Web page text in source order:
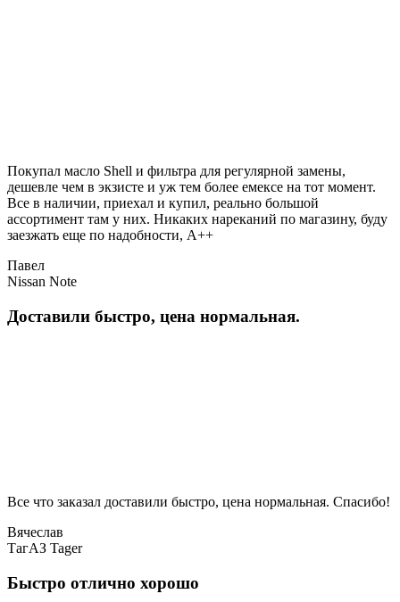
Покупал масло Shell и фильтра для регулярной замены,
дешевле чем в экзисте и уж тем более емексе на тот момент.
Все в наличии, приехал и купил, реально большой
ассортимент там у них. Никаких нареканий по магазину, буду
заезжать еще по надобности, A++
Павел
Nissan Note
Доставили быстро, цена нормальная.
Все что заказал доставили быстро, цена нормальная. Спасибо!
Вячеслав
ТагАЗ Tager
Быстро отлично хорошо